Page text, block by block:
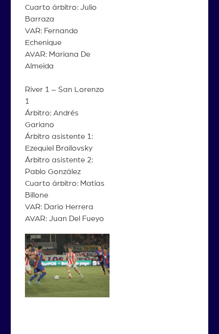
Cuarto árbitro: Julio
Barraza
VAR: Fernando
Echenique
AVAR: Mariana De
Almeida
River 1 – San Lorenzo
1
Árbitro: Andrés
Gariano
Árbitro asistente 1:
Ezequiel Brailovsky
Árbitro asistente 2:
Pablo González
Cuarto árbitro: Matías
Billone
VAR: Dario Herrera
AVAR: Juan Del Fueyo